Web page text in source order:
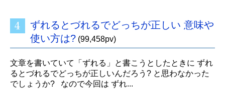
ずれるとづれるでどっちが正しい 意味や
使い方は? (99,458pv)
文章を書いていて「ずれる」と書こうとしたときに ずれ
るとづれるでどっちが正しいんだろう? と思わなかった
でしょうか? なので今回は ずれ...